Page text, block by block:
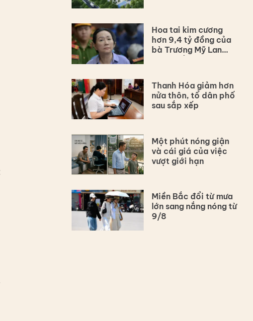
Hoa tai kim cương
hơn 9,4 tỷ đồng của
bà Trương Mỹ Lan
Thanh Hóa giảm hơn
nửa thôn, tổ dân phố
sau sắp xếp
Một phút nóng giận
và cái giá của việc
vượt giới hạn
Miền Bắc đổi từ mưa
lớn sang nắng nóng từ
9/8